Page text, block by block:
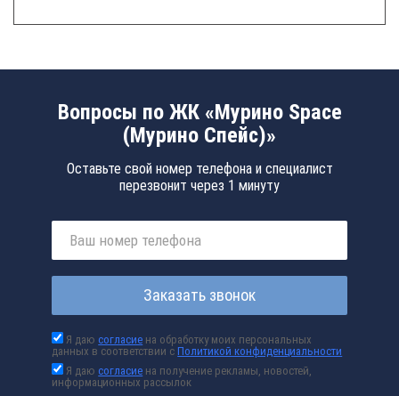
Вопросы по ЖК «Мурино Space
(Мурино Спейс)»
Оставьте свой номер телефона и специалист
перезвонит через 1 минуту
Заказать звонок
Я даюсогласие на обработку моих персональных
данных в соответствии сПолитикой конфиденциальности
Я даюсогласие на получение рекламы, новостей,
информационных рассылок